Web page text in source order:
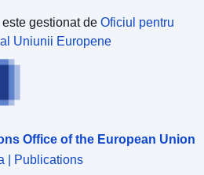
gestionat de Oficiul pentru
Uniunii Europene
Office of the European Union
| Publications